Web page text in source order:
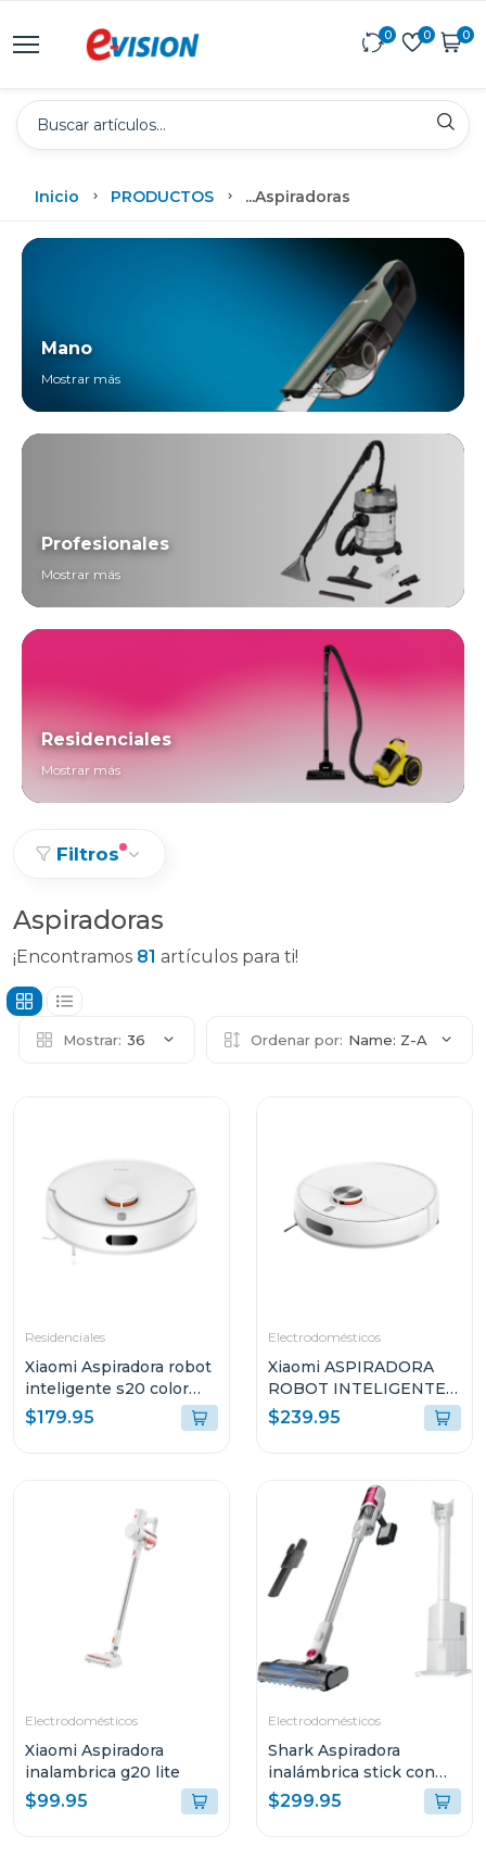
0 0 0
Inicio PRODUCTOS ...Aspiradoras
Mano
Mostrar más
Profesionales
Mostrar más
Residenciales
Mostrar más
Filtros
Aspiradoras
¡Encontramos 81 artículos para ti!
Mostrar: 36 Ordenar por: Name: Z-A
Residenciales
Xiaomi Aspiradora robot
inteligente s20 color
blanco
$179.95
Electrodomésticos
Xiaomi ASPIRADORA
ROBOT INTELIGENTE
2-EN-1 SUCCIÓN
10000PA SENSOR LDS
$239.95
Electrodomésticos
Xiaomi Aspiradora
inalambrica g20 lite
$99.95
Electrodomésticos
Shark Aspiradora
inalámbrica stick con
base de vaciado
automático y filtro hepa
$299.95